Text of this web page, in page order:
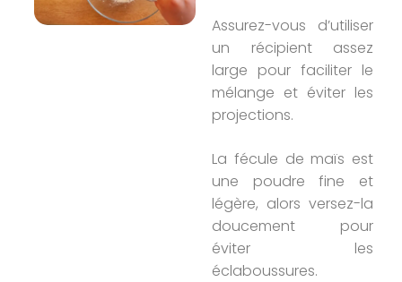
Assurez-vous d’utiliser
un récipient assez
large pour faciliter le
mélange et éviter les
projections.
La fécule de maïs est
une poudre fine et
légère, alors versez-la
doucement pour
éviter les
éclaboussures.